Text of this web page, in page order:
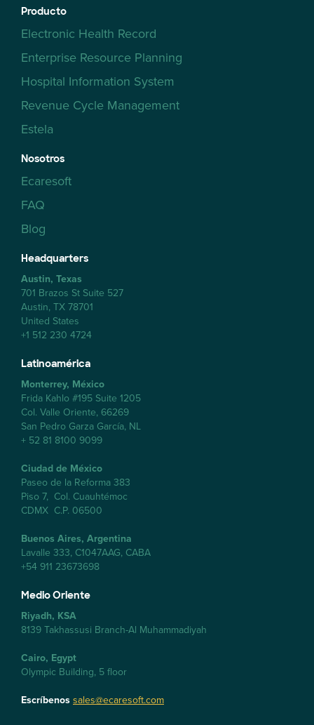
Producto
Electronic Health Record
Enterprise Resource Planning
Hospital Information System
Revenue Cycle Management
Estela
Nosotros
Ecaresoft
FAQ
Blog
Headquarters
Austin, Texas
701 Brazos St Suite 527
Austin, TX 78701
United States
+1 512 230 4724
Latinoamérica
Monterrey, México
Frida Kahlo #195 Suite 1205
Col. Valle Oriente, 66269
San Pedro Garza García, NL
+ 52 81 8100 9099
Ciudad de México
Paseo de la Reforma 383
Piso 7, Col. Cuauhtémoc
CDMX C.P. 06500
Buenos Aires, Argentina
Lavalle 333, C1047AAG, CABA
+54 911 23673698
Medio Oriente
Riyadh, KSA
8139 Takhassusi Branch-Al Muhammadiyah
Cairo, Egypt
Olympic Building, 5 floor
Escríbenossales@ecaresoft.com